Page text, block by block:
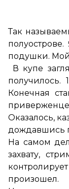
Так
подушки.
В купе
получилось.
Конечная
Оказалось,
дождавшись
На самом
захвату,
произошел.